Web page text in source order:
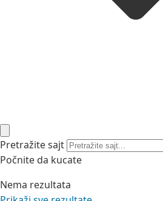
Pretražite sajt
Počnite da kucate
Nema rezultata